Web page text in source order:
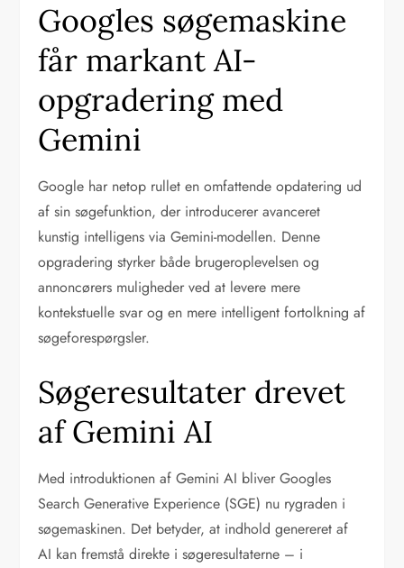
Googles søgemaskine
får markant AI-
opgradering med
Gemini
Google har netop rullet en omfattende opdatering ud
af sin søgefunktion, der introducerer avanceret
kunstig intelligens via Gemini-modellen. Denne
opgradering styrker både brugeroplevelsen og
annoncørers muligheder ved at levere mere
kontekstuelle svar og en mere intelligent fortolkning af
søgeforespørgsler.
Søgeresultater drevet
af Gemini AI
Med introduktionen af Gemini AI bliver Googles
Search Generative Experience (SGE) nu rygraden i
søgemaskinen. Det betyder, at indhold genereret af
AI kan fremstå direkte i søgeresultaterne – i